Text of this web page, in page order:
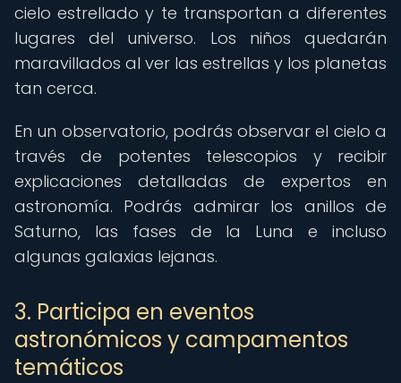
cielo estrellado y te transportan a diferentes
lugares del universo. Los niños quedarán
maravillados al ver las estrellas y los planetas
tan cerca.
En un observatorio, podrás observar el cielo a
través de potentes telescopios y recibir
explicaciones detalladas de expertos en
astronomía. Podrás admirar los anillos de
Saturno, las fases de la Luna e incluso
algunas galaxias lejanas.
3. Participa en eventos
astronómicos y campamentos
temáticos